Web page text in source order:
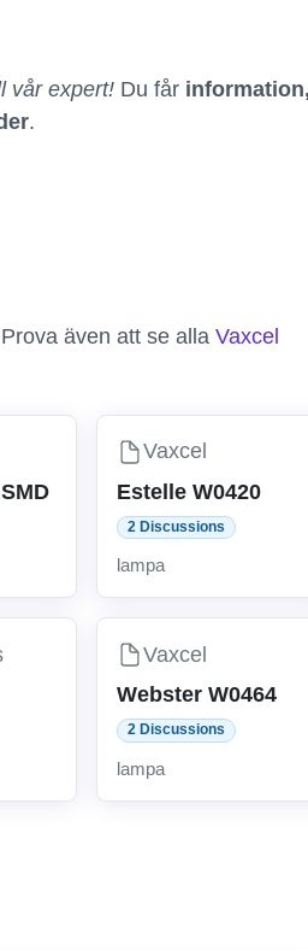
vår expert! Du får information,
.
även att se alla Vaxcel
Vaxcel
Estelle W0420
2 Discussions
lampa
Vaxcel
Webster W0464
2 Discussions
lampa